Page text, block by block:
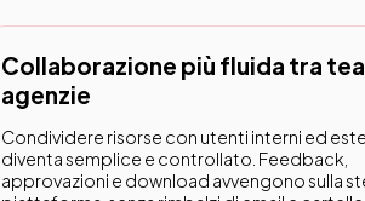
Collaborazione più fluida tra
agenzie
Condividere risorse con utenti interni ed
diventa semplice e controllato. Feedback,
approvazioni e download avvengono sulla